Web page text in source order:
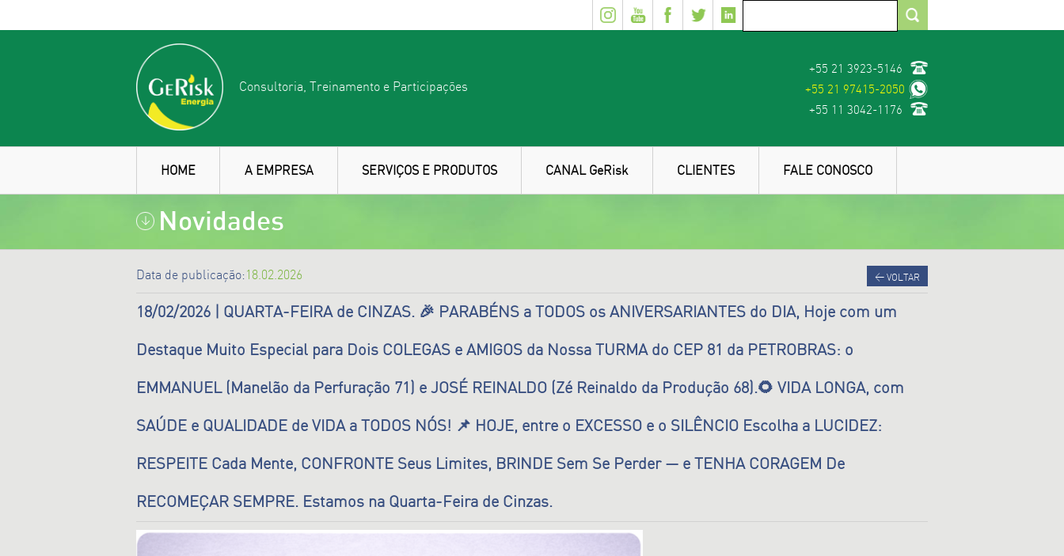
Consultoria, Treinamento e Participações
+55 21 3923-5146
+55 21 97415-2050
+55 11 3042-1176
HOME A EMPRESA SERVIÇOS E PRODUTOS CANAL GeRisk CLIENTES FALE CONOSCO
Novidades
Data de publicação:18.02.2026 < VOLTAR
18/02/2026 | QUARTA-FEIRA de CINZAS. 🎉 PARABÉNS a TODOS os ANIVERSARIANTES do DIA, Hoje com um
Destaque Muito Especial para Dois COLEGAS e AMIGOS da Nossa TURMA do CEP 81 da PETROBRAS: o
EMMANUEL (Manelão da Perfuração 71) e JOSÉ REINALDO (Zé Reinaldo da Produção 68).🌻 VIDA LONGA, com
SAÚDE e QUALIDADE de VIDA a TODOS NÓS! 📌 HOJE, entre o EXCESSO e o SILÊNCIO Escolha a LUCIDEZ:
RESPEITE Cada Mente, CONFRONTE Seus Limites, BRINDE Sem Se Perder — e TENHA CORAGEM De
RECOMEÇAR SEMPRE. Estamos na Quarta-Feira de Cinzas.